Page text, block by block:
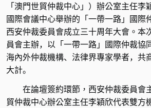
「澳門世貿仲裁中心」）辦公室主任李
國際會議中心舉辦的「一帶一路」國際
西安仲裁委員會成立三十周年大會。 本
員會主辦，以「一帶一路」國際仲裁協
海內外仲裁機構、法律界專家學者，共
大計。
在論壇簽約環節，西安仲裁委員會
貿仲裁中心辦公室主任李穎欣代表雙方